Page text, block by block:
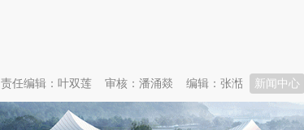
新闻中心
编辑：张湉
审核：潘涌燚
责任编辑：叶双莲